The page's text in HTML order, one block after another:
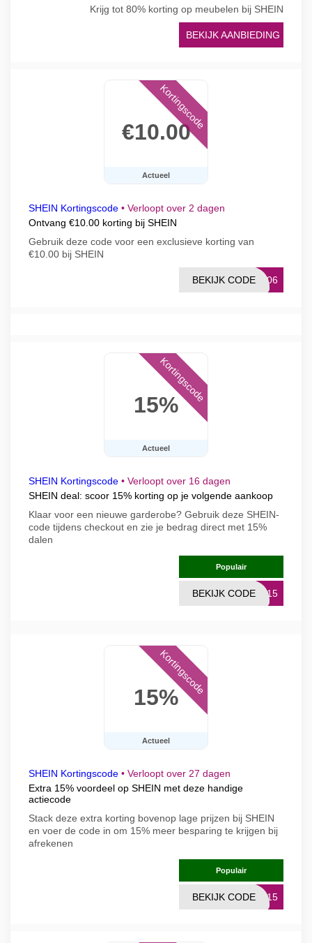
Krijg tot 80% korting op meubelen bij SHEIN
BEKIJK AANBIEDING
€10.00
Actueel
Kortingscode
SHEIN Kortingscode • Verloopt over 2 dagen
Ontvang €10.00 korting bij SHEIN
Gebruik deze code voor een exclusieve korting van
€10.00 bij SHEIN
0206
BEKIJK CODE
15%
Actueel
Kortingscode
SHEIN Kortingscode • Verloopt over 16 dagen
SHEIN deal: scoor 15% korting op je volgende aankoop
Klaar voor een nieuwe garderobe? Gebruik deze SHEIN-
code tijdens checkout en zie je bedrag direct met 15%
dalen
Populair
LO15
BEKIJK CODE
15%
Actueel
Kortingscode
SHEIN Kortingscode • Verloopt over 27 dagen
Extra 15% voordeel op SHEIN met deze handige
actiecode
Stack deze extra korting bovenop lage prijzen bij SHEIN
en voer de code in om 15% meer besparing te krijgen bij
afrekenen
Populair
TU15
BEKIJK CODE